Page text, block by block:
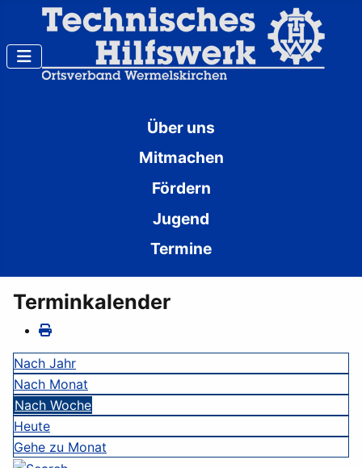
Über uns
Mitmachen
Fördern
Jugend
Termine
Terminkalender
Nach Jahr
Nach Monat
Nach Woche
Heute
Gehe zu Monat